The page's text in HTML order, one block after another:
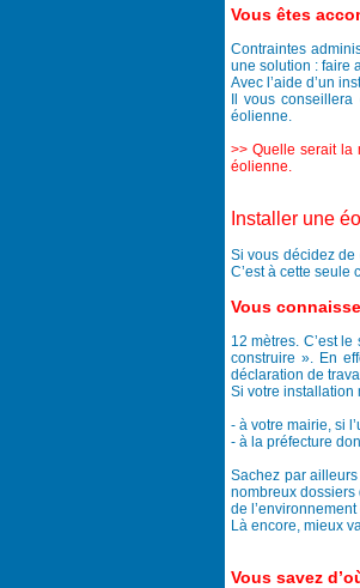
Vous êtes
Contraintes
une solution : faire
Avec l’aide d’un
Il vous
éolienne.
>> Quelle serait la
éolienne.
Installer une
Si vous décidez de
C’est à cette
Vous
12 mètres. C’est
construire ». En
déclaration de
Si votre installation
- à votre mairie, si
- à la préfecture
Sachez par
nombreux dossiers
de
Là encore, mieux
Vous savez